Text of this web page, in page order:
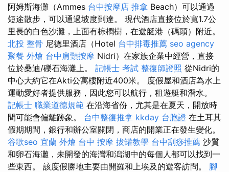
阿姆斯海灘（Ammes 台中按摩店 推拿 Beach）可以通過
短途散步，可以通過坡度到達。 現代酒店直接位於寬1.7公
里長的白色沙灘，上面有棕櫚樹，在遊艇港（碼頭）附近。
北投 整骨 尼德里酒店（Hotel 台中排毒推薦 seo agency
聚餐 外燴 台中肩頸按摩 Nidri）在家族企業中經營，直接
位於桑迪/礫石海灘上。 記帳士 考試 整復師證照 從Nidri的
中心大約它在Akti公寓樓附近400米。 度假屋和酒店為水上
運動愛好者提供服務，因此您可以航行，租遊艇和潛水。
記帳士 職業道德規範 在沿海省份，尤其是在夏天，開放時
間可能會偏離跡象。 台中整復推拿 kkday 台胞證 在土耳其
假期期間，銀行和辦公室關閉，商店的開業正在發生變化。
谷歌seo 宜蘭 外燴 台中 按摩 拔罐教學 台中刮痧推薦 沙質
和卵石海灘，未開發的海灣和潟湖中的每個人都可以找到一
些東西。 該度假勝地主要由開羅和上埃及的遊客訪問。 腳